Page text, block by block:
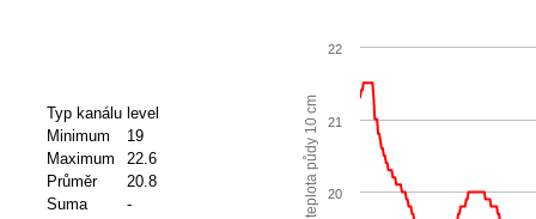
Typ kanálu level
Minimum
19
Maximum
22.6
Průměr
20.8
Suma
- teplota půdy 10 cm 20
21
22